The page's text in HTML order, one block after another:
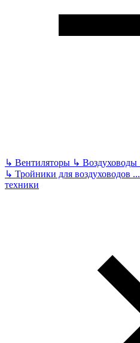
↳ Вентиляторы ↳ Воздуховоды
↳ Тройники для воздуховодов ...
техники